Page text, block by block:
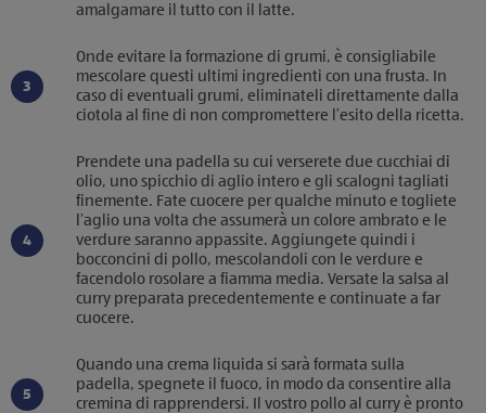
amalgamare il tutto con il latte.
Onde evitare la formazione di grumi, è consigliabile
mescolare questi ultimi ingredienti con una frusta. In
caso di eventuali grumi, eliminateli direttamente dalla
ciotola al fine di non compromettere l’esito della ricetta.
Prendete una padella su cui verserete due cucchiai di
olio, uno spicchio di aglio intero e gli scalogni tagliati
finemente. Fate cuocere per qualche minuto e togliete
l’aglio una volta che assumerà un colore ambrato e le
verdure saranno appassite. Aggiungete quindi i
bocconcini di pollo, mescolandoli con le verdure e
facendolo rosolare a fiamma media. Versate la salsa al
curry preparata precedentemente e continuate a far
cuocere.
Quando una crema liquida si sarà formata sulla
padella, spegnete il fuoco, in modo da consentire alla
cremina di rapprendersi. Il vostro pollo al curry è pronto